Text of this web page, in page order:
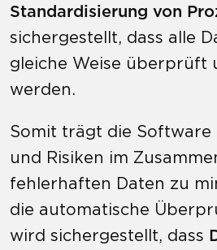
Standardisierung von
sichergestellt, dass alle
gleiche Weise überprüft
werden.
Somit trägt die Software
und Risiken im
fehlerhaften Daten zu
die automatische
wird sichergestellt, dass